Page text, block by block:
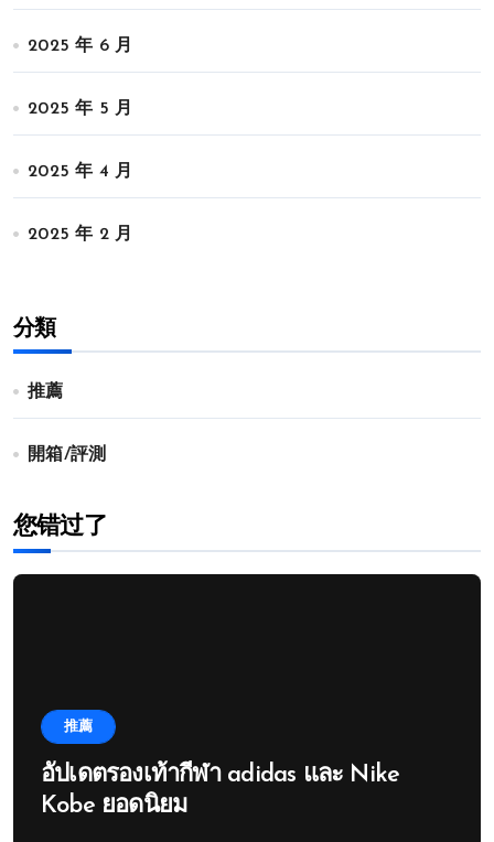
2025 年 6 月
2025 年 5 月
2025 年 4 月
2025 年 2 月
分類
推薦
開箱/評測
您错过了
推薦
อัปเดตรองเท้ากีฬา adidas และ Nike
Kobe ยอดนิยม